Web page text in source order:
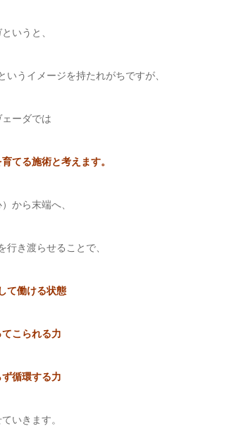
いうと、
いうイメージを持たれがちですが、
ーダでは
てる施術と考えます。
から末端へ、
行き渡らせることで、
て働ける状態
こられる力
循環する力
いきます。